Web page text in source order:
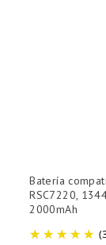
Batería
RSC7220,
2000mAh